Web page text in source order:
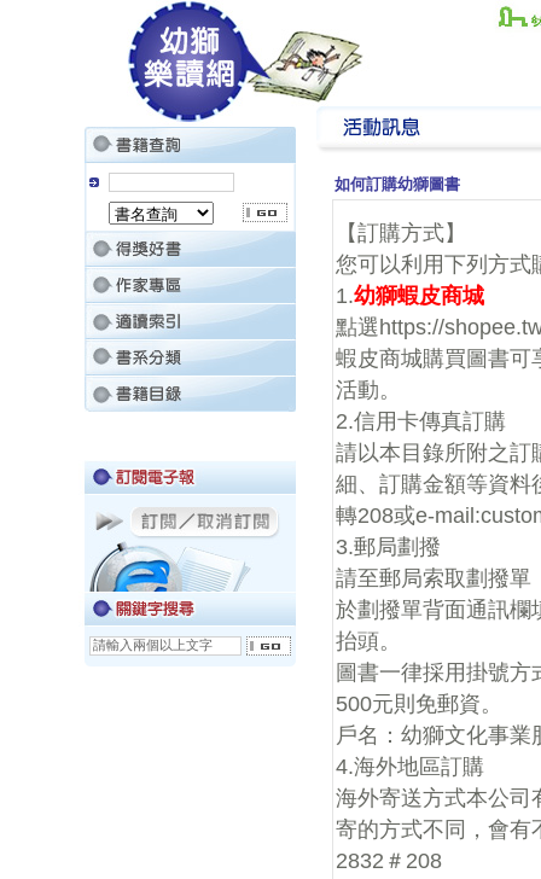
如何訂購幼獅圖書
【訂購方式】
您可以利用下列方式
1.幼獅蝦皮商城
點選 https://
蝦皮商城購買圖書可
活動。
2.信用卡傳真訂購
請以本目錄所附之訂
細、訂購金額等資料
轉208或e-
3.郵局劃撥
請至郵局索取劃撥單
於劃撥單背面通訊欄
抬頭。
圖書一律採用掛號
500元則免郵資。
戶名：幼獅文化事
4.海外地區訂購
海外寄送方式本公司
寄的方式不同，會有
2832＃208